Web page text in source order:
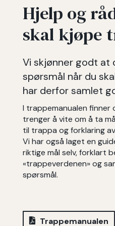
Hjelp og
skal kjøpe
Vi skjønner godt at
spørsmål når du
har derfor samlet
I trappemanualen finner
trenger å vite om å ta
til trappa og forklaring
Vi har også laget en
riktige mål selv, forklart
«trappeverdenen» og
spørsmål.
Trappemanualen